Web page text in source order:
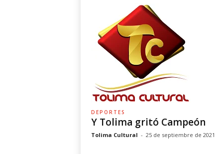
DEPORTES
Y Tolima gritó Campeón
Tolima Cultural - 25 de septiembre de 2021